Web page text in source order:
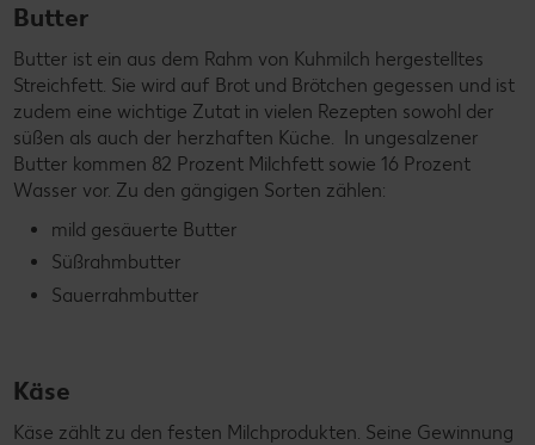
Butter
Butter ist ein aus dem Rahm von Kuhmilch hergestelltes
Streichfett. Sie wird auf Brot und Brötchen gegessen und ist
zudem eine wichtige Zutat in vielen Rezepten sowohl der
süßen als auch der herzhaften Küche. In ungesalzener
Butter kommen 82 Prozent Milchfett sowie 16 Prozent
Wasser vor. Zu den gängigen Sorten zählen:
mild gesäuerte Butter
Süßrahmbutter
Sauerrahmbutter
Käse
Käse zählt zu den festen Milchprodukten. Seine Gewinnung